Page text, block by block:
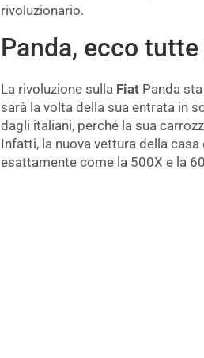
rivoluzionario.
Panda, ecco
La rivoluzione sulla Fiat Panda
sarà la volta della sua entrata in
dagli italiani, perché la sua
Infatti, la nuova vettura della
esattamente come la 500X e la